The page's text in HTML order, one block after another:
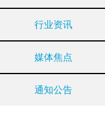
行业资讯
媒体焦点
通知公告